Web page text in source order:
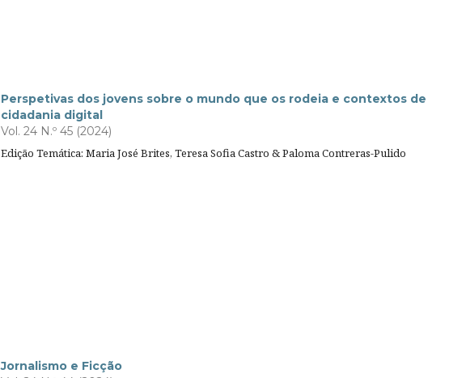
Perspetivas dos jovens sobre o mundo que os rodeia e contextos de
cidadania digital
Vol. 24 N.º 45 (2024)
Edição Temática: Maria José Brites, Teresa Sofia Castro & Paloma Contreras-Pulido
Jornalismo e Ficção